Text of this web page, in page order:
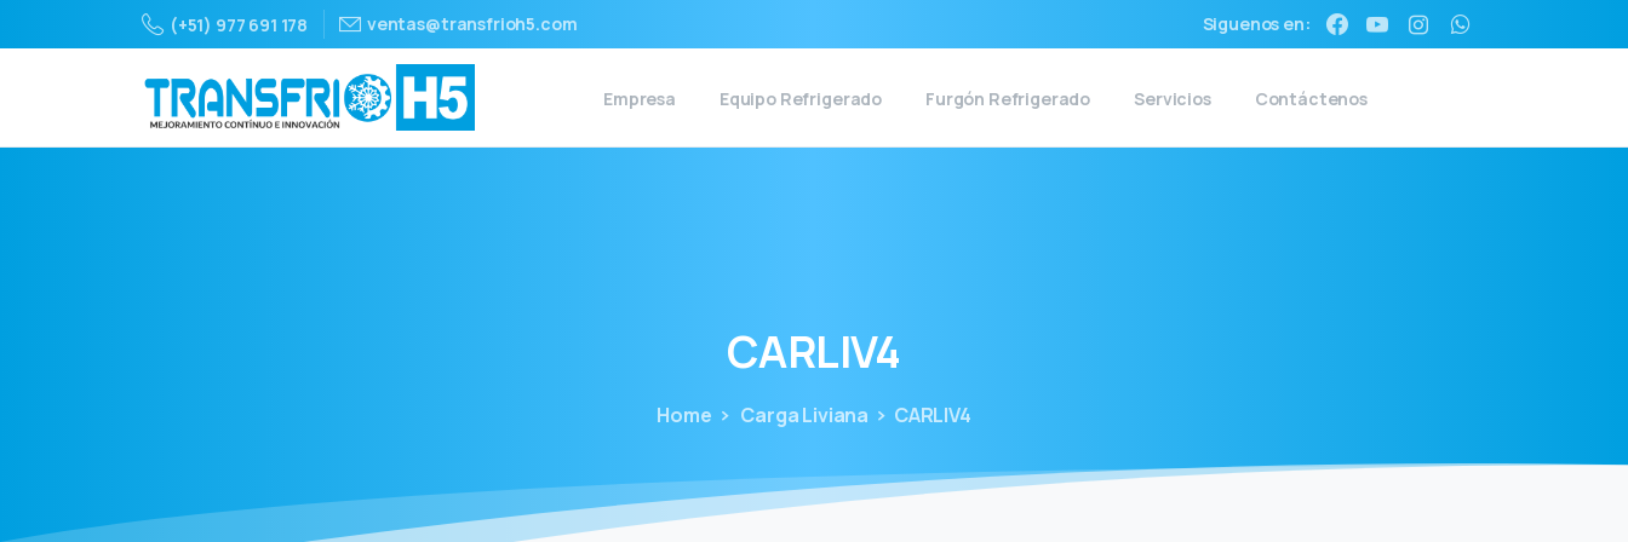
(+51) 977 691 178 ventas@transfrioh5.com Siguenos en:
Empresa Equipo Refrigerado Furgón Refrigerado Servicios Contáctenos
CARLIV4
Home Carga Liviana CARLIV4